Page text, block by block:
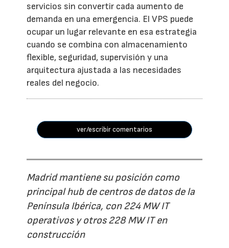
servicios sin convertir cada aumento de
demanda en una emergencia. El VPS puede
ocupar un lugar relevante en esa estrategia
cuando se combina con almacenamiento
flexible, seguridad, supervisión y una
arquitectura ajustada a las necesidades
reales del negocio.
ver/escribir comentarios
Madrid mantiene su posición como
principal hub de centros de datos de la
Península Ibérica, con 224 MW IT
operativos y otros 228 MW IT en
construcción